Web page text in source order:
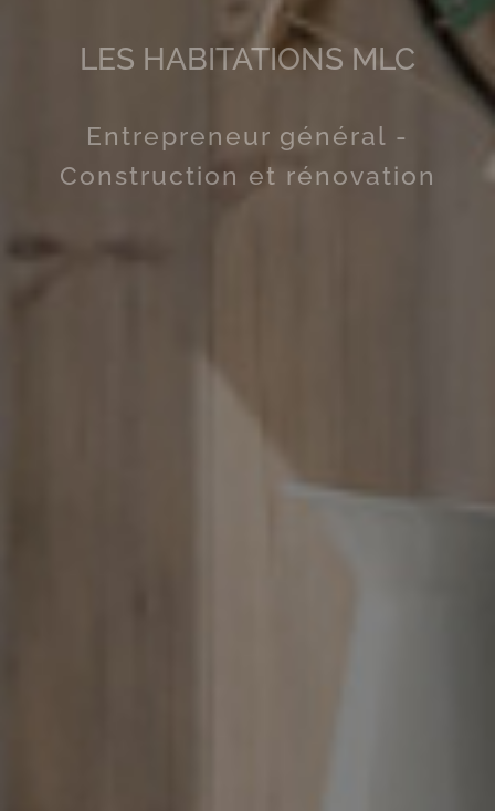
LES HABITATIONS MLC
Entrepreneur général -
Construction et rénovation